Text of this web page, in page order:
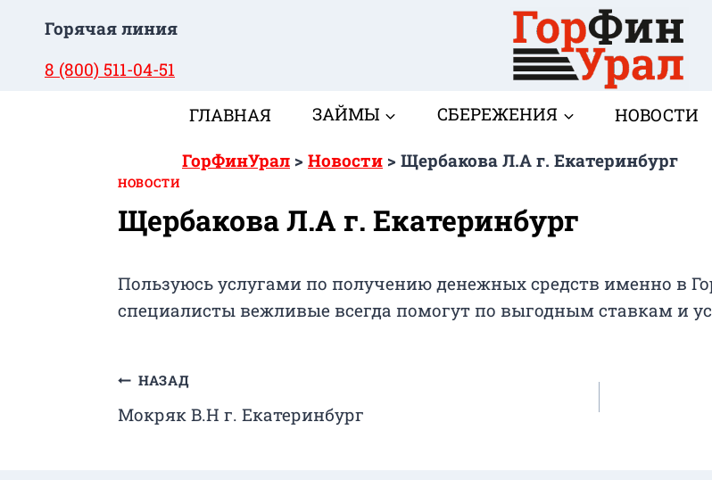
содержимому
Горячая линия
8 (800) 511-04-51
ГЛАВНАЯ ЗАЙМЫ СБЕРЕЖЕНИЯ НОВОСТИ
ГорФинУрал > Новости > Щербакова Л.А г. Екатеринбург
НОВОСТИ
Щербакова Л.А г. Екатеринбург
Пользуюсь услугами по получению денежных средств именно в
специалисты вежливые всегда помогут по выгодным ставкам и
Навигация
по
НАЗАД
Мокряк В.Н г. Екатеринбург